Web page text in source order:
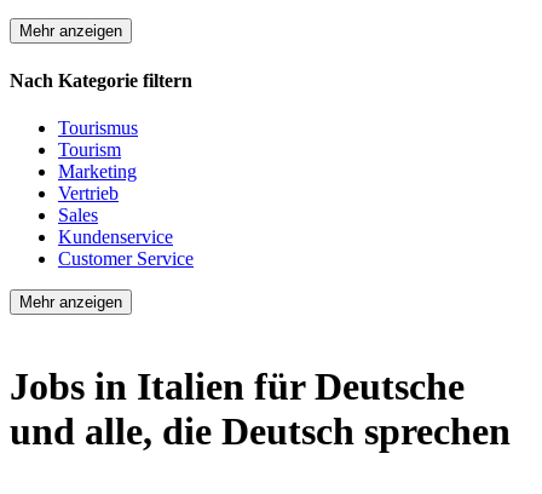
Mehr anzeigen
Nach Kategorie filtern
Tourismus
Tourism
Marketing
Vertrieb
Sales
Kundenservice
Customer Service
Mehr anzeigen
Jobs in Italien für Deutsche
und alle, die Deutsch sprechen